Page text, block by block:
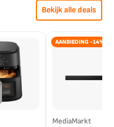
Bekijk alle deals
AANBIEDING -14%
MediaMarkt